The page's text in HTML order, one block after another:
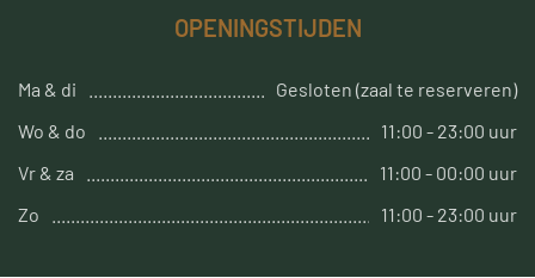
OPENINGSTIJDEN
Ma & di
Gesloten (zaal te reserveren)
Wo & do
11:00 - 23:00 uur
Vr & za
11:00 - 00:00 uur
Zo
11:00 - 23:00 uur